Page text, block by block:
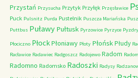
Przystań Przysucha Przytyk Przyłęk Przęsławice
Puck Pulsnitz Purda Pustelnik Puszcza Mariańska
Puttbus Puławy Pułtusk Pyrzowice Pyrzyce Pyzdry
Płociczno PłockPłoniawy Płoty PłońskPłudy
Racławice Radawiec Radgoszcz Radojewo Radom
Radomno Radomsko Radoszki Radysy